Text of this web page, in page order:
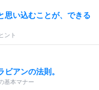
思い込むことが、できる
ント
アンの法則。
基本マナー